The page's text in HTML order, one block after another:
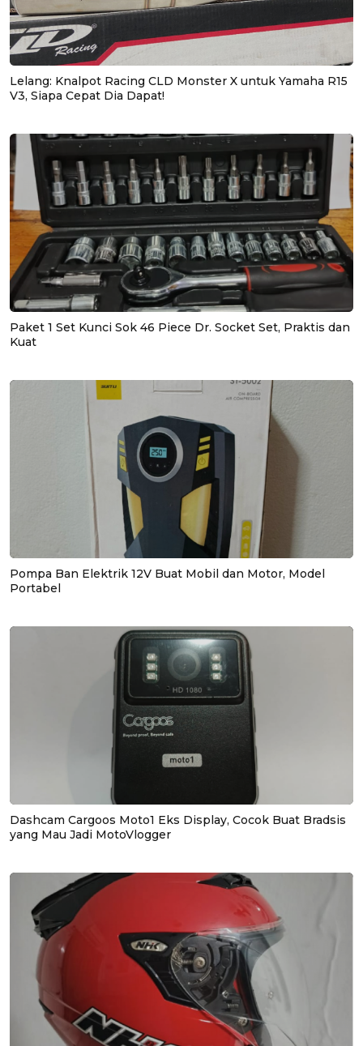
Lelang: Knalpot Racing CLD Monster X untuk Yamaha R15
V3, Siapa Cepat Dia Dapat!
Paket 1 Set Kunci Sok 46 Piece Dr. Socket Set, Praktis dan
Kuat
Pompa Ban Elektrik 12V Buat Mobil dan Motor, Model
Portabel
Dashcam Cargoos Moto1 Eks Display, Cocok Buat Bradsis
yang Mau Jadi MotoVlogger